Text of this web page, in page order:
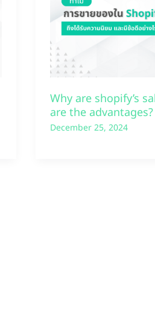
Why are shopify’s
are the advantages?
December 25, 2024